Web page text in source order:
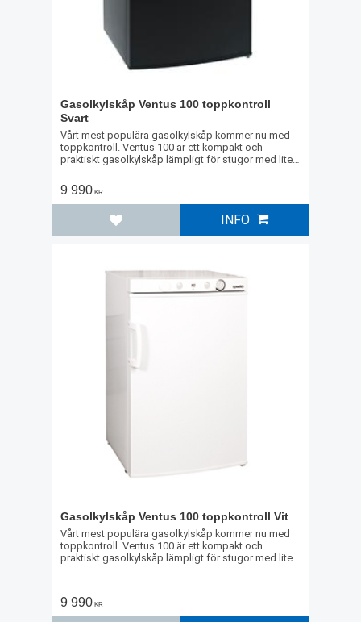
Gasolkylskåp Ventus 100 toppkontroll
Svart
Vårt mest populära gasolkylskåp kommer nu med
toppkontroll. Ventus 100 är ett kompakt och
praktiskt gasolkylskåp lämpligt för stugor med lite
9 990KR
Lägg till i favoriter
INFO
Gasolkylskåp Ventus 100 toppkontroll Vit
Vårt mest populära gasolkylskåp kommer nu med
toppkontroll. Ventus 100 är ett kompakt och
praktiskt gasolkylskåp lämpligt för stugor med lite
9 990KR